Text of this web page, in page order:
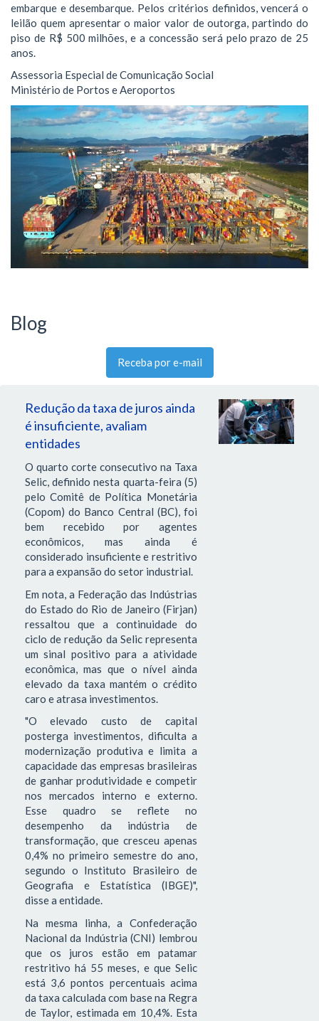
embarque e desembarque. Pelos critérios definidos, vencerá o
leilão quem apresentar o maior valor de outorga, partindo do
piso de R$ 500 milhões, e a concessão será pelo prazo de 25
anos.
Assessoria Especial de Comunicação Social
Ministério de Portos e Aeroportos
Blog
Receba por e-mail
Redução da taxa de juros ainda
é insuficiente, avaliam
entidades
O quarto corte consecutivo na Taxa
Selic, definido nesta quarta-feira (5)
pelo Comitê de Política Monetária
(Copom) do Banco Central (BC), foi
bem recebido por agentes
econômicos, mas ainda é
considerado insuficiente e restritivo
para a expansão do setor industrial.
Em nota, a Federação das Indústrias
do Estado do Rio de Janeiro (Firjan)
ressaltou que a continuidade do
ciclo de redução da Selic representa
um sinal positivo para a atividade
econômica, mas que o nível ainda
elevado da taxa mantém o crédito
caro e atrasa investimentos.
"O elevado custo de capital
posterga investimentos, dificulta a
modernização produtiva e limita a
capacidade das empresas brasileiras
de ganhar produtividade e competir
nos mercados interno e externo.
Esse quadro se reflete no
desempenho da indústria de
transformação, que cresceu apenas
0,4% no primeiro semestre do ano,
segundo o Instituto Brasileiro de
Geografia e Estatística (IBGE)",
disse a entidade.
Na mesma linha, a Confederação
Nacional da Indústria (CNI) lembrou
que os juros estão em patamar
restritivo há 55 meses, e que Selic
está 3,6 pontos percentuais acima
da taxa calculada com base na Regra
de Taylor, estimada em 10,4%. Esta